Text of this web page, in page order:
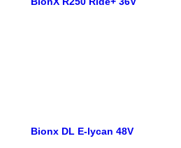
Bionx DL E-lycan 48V